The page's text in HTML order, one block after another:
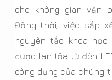
cho không gian văn
Đồng thời, việc sắp
nguyên tắc khoa
được lan tỏa từ đèn
công dụng của chúng